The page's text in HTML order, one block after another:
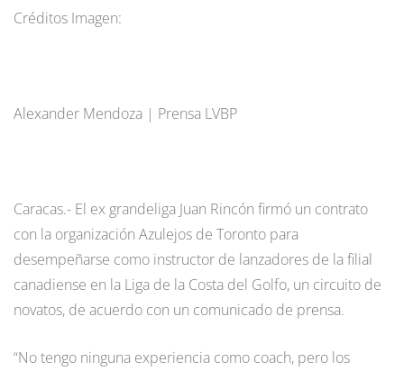
Créditos Imagen:
Alexander Mendoza | Prensa LVBP
Caracas.- El ex grandeliga Juan Rincón firmó un contrato
con la organización Azulejos de Toronto para
desempeñarse como instructor de lanzadores de la filial
canadiense en la Liga de la Costa del Golfo, un circuito de
novatos, de acuerdo con un comunicado de prensa.
“No tengo ninguna experiencia como coach, pero los